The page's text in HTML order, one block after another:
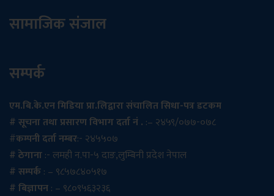
सामाजिक संजाल
सम्पर्क
एम.बि.के.एन मिडिया प्रा.लिद्वारा संचालित सिधा-पत्र डटकम
# सूचना तथा प्रसारण विभाग दर्ता नं . :– २४५९/०७७-०७८
#कम्पनी दर्ता नम्बर:- २४५५०७
# ठेगाना:- लमही न.पा-५ दाङ,लुम्बिनी प्रदेश नेपाल
# सम्पर्क: – ९८५७८४०५१७
# बिज्ञापन: – ९८०९५६३२३६